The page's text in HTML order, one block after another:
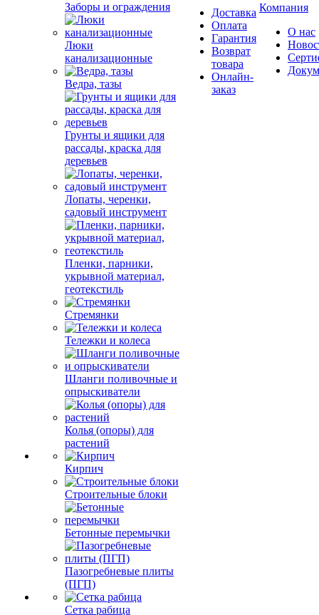
Заборы и ограждения
Люки
канализационные
Ведра, тазы
Грунты и ящики для
рассады, краска для
деревьев
Лопаты, черенки,
садовый инструмент
Пленки, парники,
укрывной материал,
геотекстиль
Стремянки
Тележки и колеса
Шланги поливочные и
опрыскиватели
Колья (опоры) для
растений
Кирпич
Строительные блоки
Бетонные перемычки
Пазогребневые плиты
(ПГП)
Сетка рабица
Доставка
Оплата
Гарантия
Возврат
товара
Онлайн-
заказ
Компания
О нас